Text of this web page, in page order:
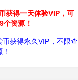
获得一天体验VIP，可
个资源！
币获得永久VIP，不限查